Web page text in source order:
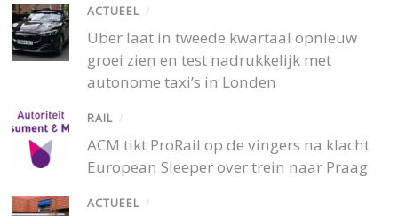
ACTUEEL /
Uber laat in tweede kwartaal opnieuw
groei zien en test nadrukkelijk met
autonome taxi’s in Londen
RAIL /
ACM tikt ProRail op de vingers na klacht
European Sleeper over trein naar Praag
ACTUEEL /